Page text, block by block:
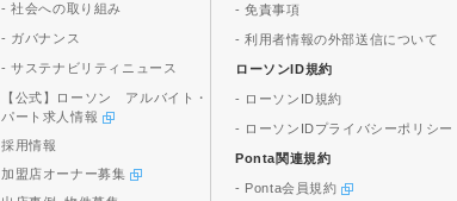
- 社会への取り組み
- ガバナンス
- サステナビリティニュース
【公式】ローソン アルバイト・
パート求人情報
採用情報
加盟店オーナー募集
- 免責事項
- 利用者情報の外部送信について
ローソンID規約
- ローソンID規約
- ローソンIDプライバシーポリシー
Ponta関連規約
- Ponta会員規約